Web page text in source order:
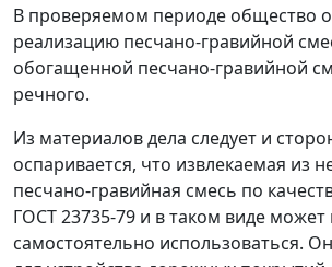
В проверяемом периоде общество
реализацию песчано-гравийной
обогащенной песчано-гравийной
речного.
Из материалов дела следует и
оспаривается, что извлекаемая из
песчано-гравийная смесь по
ГОСТ 23735-79 и в таком виде
самостоятельно использоваться.